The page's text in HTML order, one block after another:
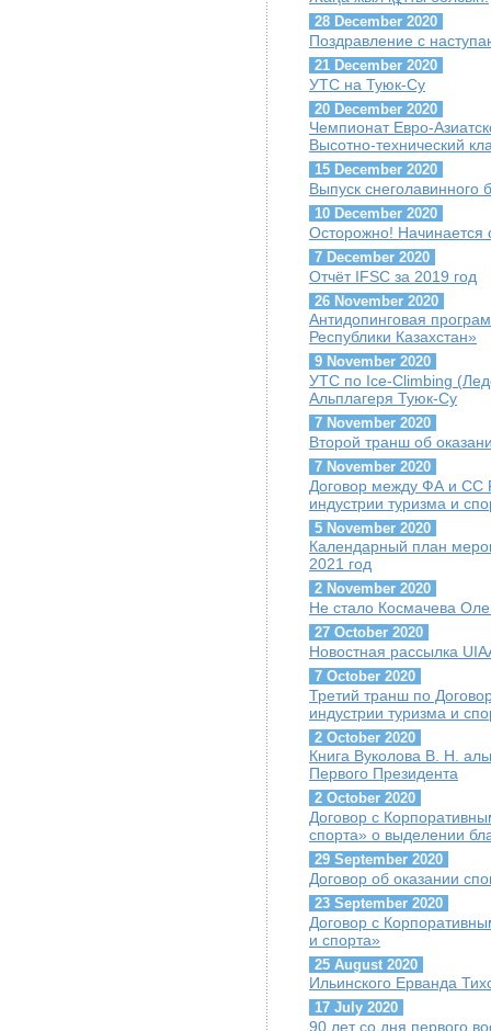
28 December 2020
Поздравление с
21 December 2020
УТС на Туюк-Су
20 December 2020
Чемпионат Евро-
Высотно-технический
15 December 2020
Выпуск снеголавинного
10 December 2020
Осторожно! Начинается
7 December 2020
Отчёт IFSC за 2019 год
26 November 2020
Антидопинговая
Республики Казахстан»
9 November 2020
УТС по Ice-Climbing
Альплагеря Туюк-Су
7 November 2020
Второй транш об
7 November 2020
Договор между ФА и СС
индустрии туризма и
5 November 2020
Календарный план
2021 год
2 November 2020
Не стало Космачева
27 October 2020
Новостная рассылка
7 October 2020
Третий транш по
индустрии туризма и
2 October 2020
Книга Вуколова В. Н.
Первого Президента
2 October 2020
Договор с
спорта» о выделении
29 September 2020
Договор об оказании
23 September 2020
Договор с
и спорта»
25 August 2020
Ильинского Ерванда
17 July 2020
90 лет со дня первого